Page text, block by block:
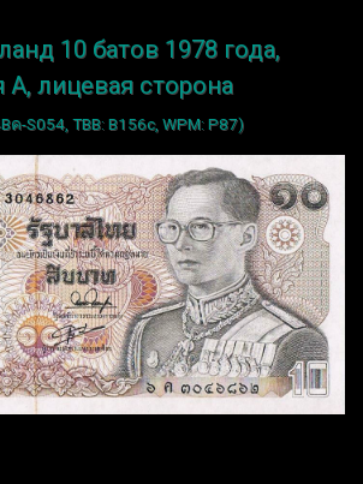
10 батов 1978 года,
лицевая сторона
ค-S054, TBB: B156c, WPM: P87)